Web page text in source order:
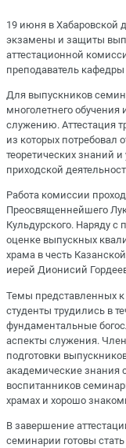
19 июня в Хабаровской
экзамены и защиты
аттестационной
преподаватель
Для выпускников
многолетнего
служению. Аттестация
из которых потребовал
теоретических знаний
приходской
Работа комиссии
Преосвященнейшего
Кульдурского. Наряду
оценке выпускных
храма в честь
иерей Дионисий
Темы представленных
студенты трудились в
фундаментальные
аспекты служения.
подготовки
академические знания
воспитанников
храмах и хорошо
В завершение
семинарии готовы